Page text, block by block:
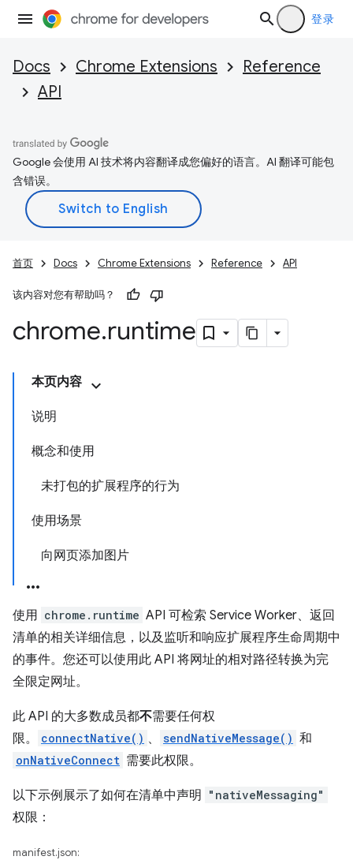
登录
Docs Chrome Extensions
Reference
API
Google 会使用 AI 技术将内容翻译成您偏好的语言。AI 翻译可能包
含错误。
首页 Docs Chrome Extensions Reference API
该内容对您有帮助吗？
chrome.runtime
本页内容
说明
概念和使用
未打包的扩展程序的行为
使用场景
向网页添加图片
使用 chrome.runtime API 可检索 Service Worker、返回
清单的相关详细信息，以及监听和响应扩展程序生命周期中
的事件。您还可以使用此 API 将网址的相对路径转换为完
全限定网址。
此 API 的大多数成员都不需要任何权
限。
connectNative() 、 sendNativeMessage() 和
onNativeConnect 需要此权限。
以下示例展示了如何在清单中声明 "nativeMessaging"
权限：
manifest.json: